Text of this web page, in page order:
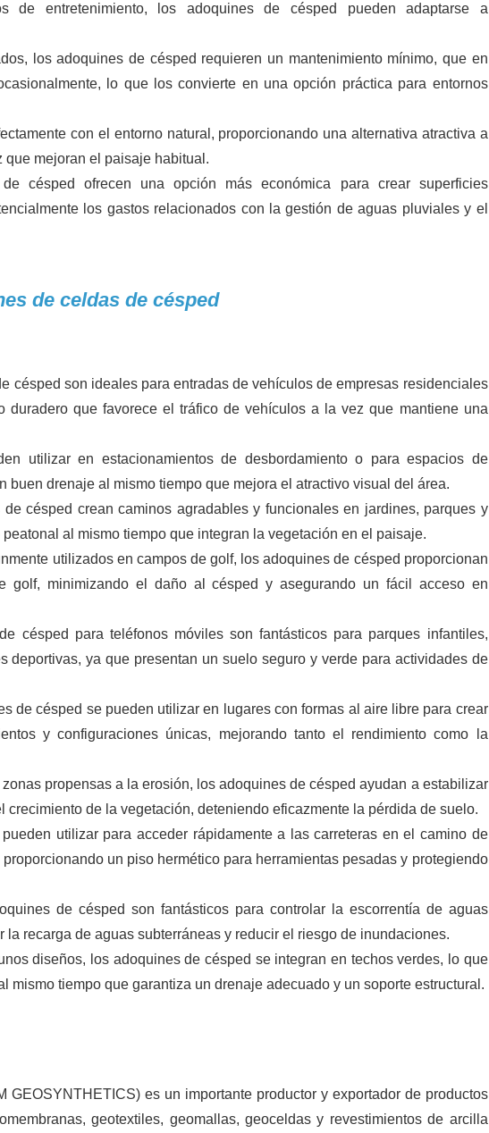
de entretenimiento, los adoquines de césped pueden adaptarse a
los adoquines de césped requieren un mantenimiento mínimo, que en
lo que los convierte en una opción práctica para entornos
con el entorno natural, proporcionando una alternativa atractiva a
que mejoran el paisaje habitual.
de césped ofrecen una opción más económica para crear superficies
los gastos relacionados con la gestión de aguas pluviales y el
de celdas de césped
césped son ideales para entradas de vehículos de empresas residenciales
duradero que favorece el tráfico de vehículos a la vez que mantiene una
utilizar en estacionamientos de desbordamiento o para espacios de
buen drenaje al mismo tiempo que mejora el atractivo visual del área.
de césped crean caminos agradables y funcionales en jardines, parques y
al mismo tiempo que integran la vegetación en el paisaje.
utilizados en campos de golf, los adoquines de césped proporcionan
golf, minimizando el daño al césped y asegurando un fácil acceso en
césped para teléfonos móviles son fantásticos para parques infantiles,
deportivas, ya que presentan un suelo seguro y verde para actividades de
de césped se pueden utilizar en lugares con formas al aire libre para crear
y configuraciones únicas, mejorando tanto el rendimiento como la
zonas propensas a la erosión, los adoquines de césped ayudan a estabilizar
crecimiento de la vegetación, deteniendo eficazmente la pérdida de suelo.
pueden utilizar para acceder rápidamente a las carreteras en el camino de
un piso hermético para herramientas pesadas y protegiendo
de césped son fantásticos para controlar la escorrentía de aguas
recarga de aguas subterráneas y reducir el riesgo de inundaciones.
diseños, los adoquines de césped se integran en techos verdes, lo que
mismo tiempo que garantiza un drenaje adecuado y un soporte estructural.
GEOSYNTHETICS) es un importante productor y exportador de productos
geotextiles, geomallas, geoceldas y revestimientos de arcilla